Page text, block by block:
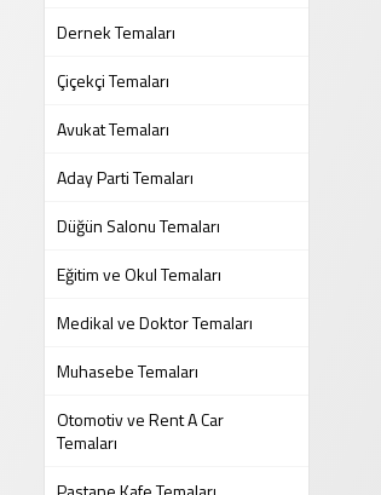
Dernek Temaları
Çiçekçi Temaları
Avukat Temaları
Aday Parti Temaları
Düğün Salonu Temaları
Eğitim ve Okul Temaları
Medikal ve Doktor Temaları
Muhasebe Temaları
Otomotiv ve Rent A Car
Temaları